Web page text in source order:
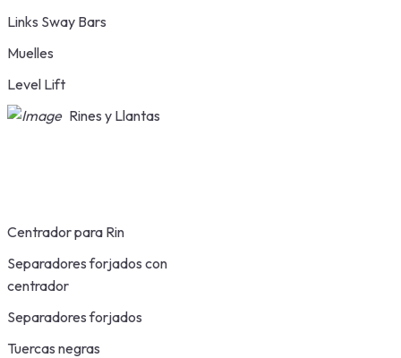
Links Sway Bars
Muelles
Level Lift
Rines y Llantas
Centrador para Rin
Separadores forjados con
centrador
Separadores forjados
Tuercas negras